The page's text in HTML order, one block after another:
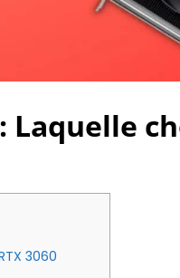
: Laquelle
3060